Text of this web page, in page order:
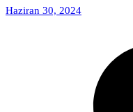
Haziran 30, 2024